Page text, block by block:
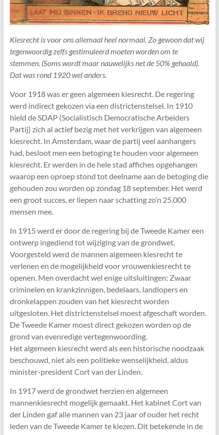
Kiesrecht is voor ons allemaal heel normaal. Zo gewoon dat wij
tegenwoordig zelfs gestimuleerd moeten worden om te
stemmen. (Soms wordt maar nauwelijks net de 50% gehaald).
Dat was rond 1920 wel anders.
Voor 1918 was er geen algemeen kiesrecht. De regering
werd indirect gekozen via een districtenstelsel. In 1910
hield de SDAP (Socialistisch Democratische Arbeiders
Partij) zich al actief bezig met het verkrijgen van algemeen
kiesrecht. In Amsterdam, waar de partij veel aanhangers
had, besloot men een betoging te houden voor algemeen
kiesrecht. Er werden in de hele stad affiches opgehangen
waarop een oproep stond tot deelname aan de betoging die
gehouden zou worden op zondag 18 september. Het werd
een groot succes, er liepen naar schatting zo’n 25.000
mensen mee.
In 1915 werd er door de regering bij de Tweede Kamer een
ontwerp ingediend tot wijziging van de grondwet.
Voorgesteld werd de mannen algemeen kiesrecht te
verlenen en de mogelijkheid voor vrouwenkiesrecht te
openen. Men overdacht wel enige uitsluitingen: Zwaar
criminelen en krankzinnigen, bedelaars, landlopers en
dronkelappen zouden van het kiesrecht worden
uitgesloten. Het districtenstelsel moest afgeschaft worden.
De Tweede Kamer moest direct gekozen worden op de
grond van evenredige vertegenwoording.
Het algemeen kiesrecht werd als een historische noodzaak
beschouwd, niet als een politieke wenselijkheid, aldus
minister-president Cort van der Linden.
In 1917 werd de grondwet herzien en algemeen
mannenkiesrecht mogelijk gemaakt. Het kabinet Cort van
der Linden gaf alle mannen van 23 jaar of ouder het recht
leden van de Tweede Kamer te kiezen. Dit betekende in de